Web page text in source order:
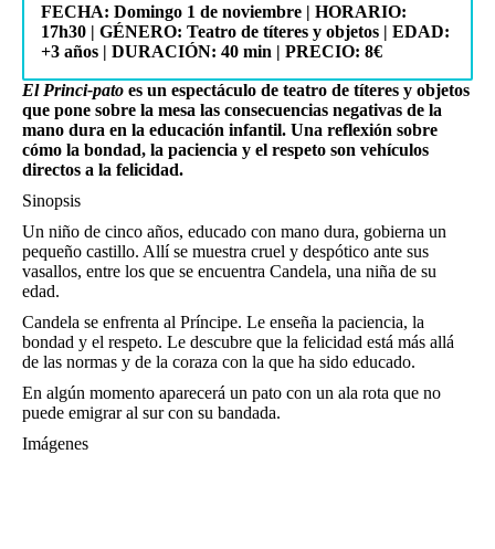
FECHA: Domingo 1 de noviembre | HORARIO:
17h30 | GÉNERO: Teatro de títeres y objetos | EDAD:
+3 años | DURACIÓN: 40 min | PRECIO: 8€
El Princi-pato es un espectáculo de teatro de títeres y objetos
que pone sobre la mesa las consecuencias negativas de la
mano dura en la educación infantil. Una reflexión sobre
cómo la bondad, la paciencia y el respeto son vehículos
directos a la felicidad.
Sinopsis
Un niño de cinco años, educado con mano dura, gobierna un
pequeño castillo. Allí se muestra cruel y despótico ante sus
vasallos, entre los que se encuentra Candela, una niña de su
edad.
Candela se enfrenta al Príncipe. Le enseña la paciencia, la
bondad y el respeto. Le descubre que la felicidad está más allá
de las normas y de la coraza con la que ha sido educado.
En algún momento aparecerá un pato con un ala rota que no
puede emigrar al sur con su bandada.
Imágenes